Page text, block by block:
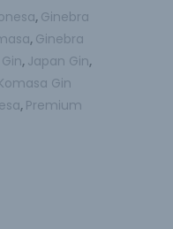
, Ginebra
, Ginebra
, Japan Gin,
Gin
, Premium